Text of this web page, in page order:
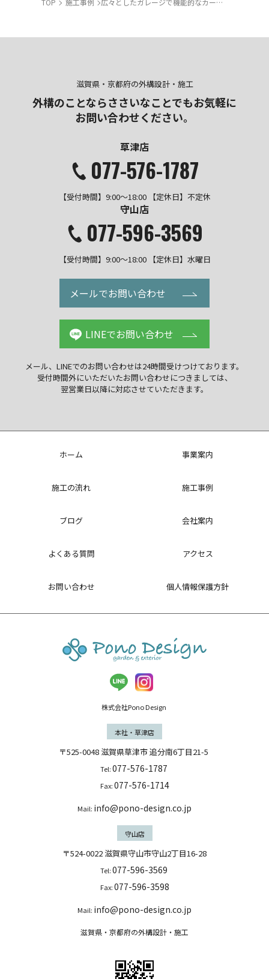
TOP 施工事例 広々としたガレージで機能的なカーポートが活躍するオープンエクステリア【草津市】
滋賀県・京都府の外構設計・施工
外構のことならささいなことでもお気軽に
お問い合わせください。
草津店
077-576-1787
【受付時間】9:00～18:00 【定休日】不定休
守山店
077-596-3569
【受付時間】9:00～18:00 【定休日】水曜日
メールでお問い合わせ
LINEでお問い合わせ
メール、LINEでのお問い合わせは24時間受けつけております。
受付時間外にいただいたお問い合わせにつきましては、
翌営業日以降に対応させていただきます。
ホーム 事業案内
施工の流れ 施工事例
ブログ 会社案内
よくある質問 アクセス
お問い合わせ 個人情報保護方針
株式会社Pono Design
本社・草津店
〒525-0048 滋賀県草津市追分南6丁目21-5
Tel:077-576-1787
Fax:077-576-1714
Mail: info@pono-design.co.jp
守山店
〒524-0022 滋賀県守山市守山2丁目16-28
Tel:077-596-3569
Fax:077-596-3598
Mail: info@pono-design.co.jp
滋賀県・京都府の外構設計・施工